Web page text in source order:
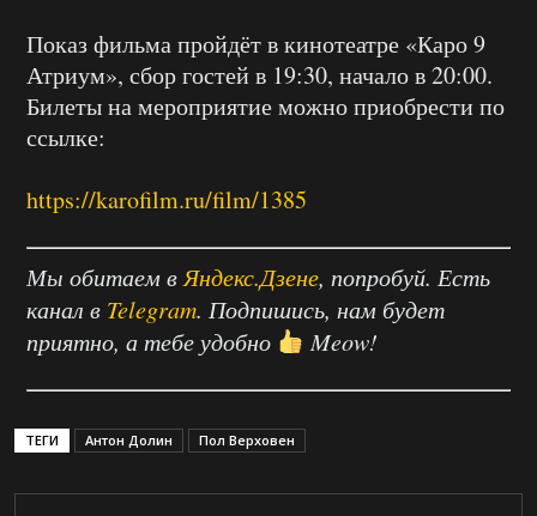
Показ фильма пройдёт в кинотеатре «Каро 9
Атриум», сбор гостей в 19:30, начало в 20:00.
Билеты на мероприятие можно приобрести по
ссылке:
https://karofilm.ru/film/1385
Мы обитаем вЯндекс.Дзене, попробуй. Есть
канал в Telegram. Подпишись, нам будет
приятно, а тебе удобно
Meow!
ТЕГИ Антон Долин Пол Верховен